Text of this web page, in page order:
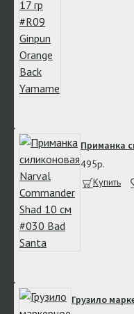
Приманка
495р.
Купить
Грузило